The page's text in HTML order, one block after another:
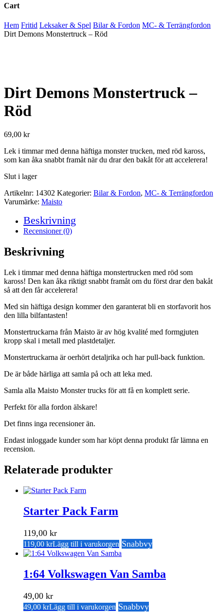
Cart
Close
Cart
Hem Fritid Leksaker & Spel Bilar & Fordon MC- & Terrängfordon
Dirt Demons Monstertruck – Röd
Dirt Demons Monstertruck –
Röd
69,00 kr
Lek i timmar med denna häftiga monster trucken, med röd kaross,
som kan åka snabbt framåt när du drar den bakåt för att accelerera!
Slut i lager
Artikelnr: 14302 Kategorier: Bilar & Fordon, MC- & Terrängfordon
Varumärke: Maisto
Beskrivning
Recensioner (0)
Beskrivning
Lek i timmar med denna häftiga monstertrucken med röd som
kaross! Den kan åka riktigt snabbt framåt om du först drar den bakåt
så att den får accelerera!
Med sin häftiga design kommer den garanterat bli en storfavorit hos
den lilla bilfantasten!
Monstertruckarna från Maisto är av hög kvalité med formgjuten
kropp skal i metall med plastdetaljer.
Monstertruckarna är oerhört detaljrika och har pull-back funktion.
De är både härliga att samla på och att leka med.
Samla alla Maisto Monster trucks för att få en komplett serie.
Perfekt för alla fordon älskare!
Det finns inga recensioner än.
Endast inloggade kunder som har köpt denna produkt får lämna en
recension.
Relaterade produkter
Starter Pack Farm
119,00 kr
119,00 krLägg till i varukorgen Snabbvy
1:64 Volkswagen Van Samba
49,00 kr
49,00 krLägg till i varukorgen Snabbvy